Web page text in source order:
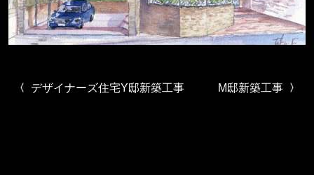
投稿ナビゲーション
デザイナーズ住宅Y邸新築工事 M邸新築工事